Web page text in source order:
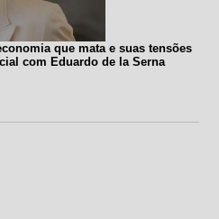
que mata e suas tensões
com Eduardo de la Serna